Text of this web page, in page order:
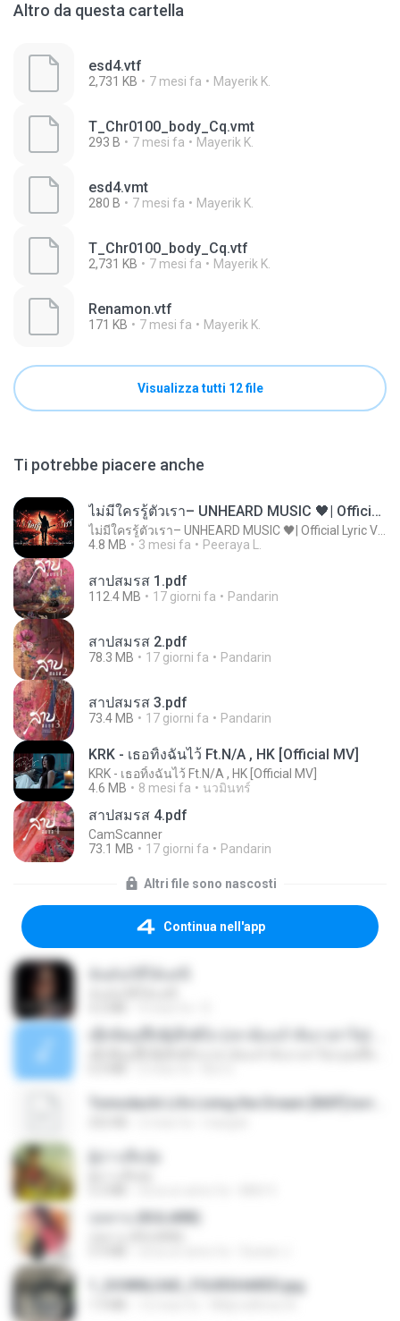
Altro da questa cartella
esd4.vtf
2,731 KB 7 mesi fa Mayerik K.
T_Chr0100_body_Cq.vmt
293 B 7 mesi fa Mayerik K.
esd4.vmt
280 B 7 mesi fa Mayerik K.
T_Chr0100_body_Cq.vtf
2,731 KB 7 mesi fa Mayerik K.
Renamon.vtf
171 KB 7 mesi fa Mayerik K.
Visualizza tutti 12 file
Ti potrebbe piacere anche
ไม่มีใครรู้ตัวเรา– UNHEARD MUSIC 🖤| Official Lyric Video | เพลงสู้ชีวิต
4.8 MB
3 mesi fa Peeraya L.
สาปสมรส 1.pdf
112.4 MB 17 giorni fa Pandarin
สาปสมรส 2.pdf
78.3 MB 17 giorni fa Pandarin
สาปสมรส 3.pdf
73.4 MB 17 giorni fa Pandarin
KRK - เธอทิ้งฉันไว้ Ft.N/A , HK [Official MV]
KRK - เธอทิ้งฉันไว้ Ft.N/A , HK [Official MV]
4.6 MB
8 mesi fa นวมินทร์
สาปสมรส 4.pdf
CamScanner
73.1 MB
17 giorni fa Pandarin
Altri file sono nascosti
Continua nell'app
กุหลาบ (KULARB)
1_DOWNLOAD_FOURSHARED.jpg